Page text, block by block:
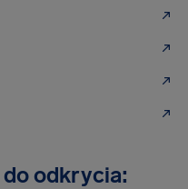
odkrycia: